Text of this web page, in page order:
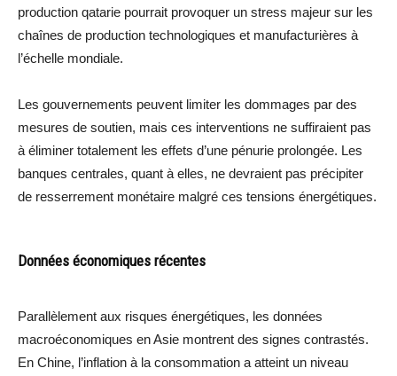
production qatarie pourrait provoquer un stress majeur sur les
chaînes de production technologiques et manufacturières à
l’échelle mondiale.
Les gouvernements peuvent limiter les dommages par des
mesures de soutien, mais ces interventions ne suffiraient pas
à éliminer totalement les effets d’une pénurie prolongée. Les
banques centrales, quant à elles, ne devraient pas précipiter
de resserrement monétaire malgré ces tensions énergétiques.
Données économiques récentes
Parallèlement aux risques énergétiques, les données
macroéconomiques en Asie montrent des signes contrastés.
En Chine, l’inflation à la consommation a atteint un niveau